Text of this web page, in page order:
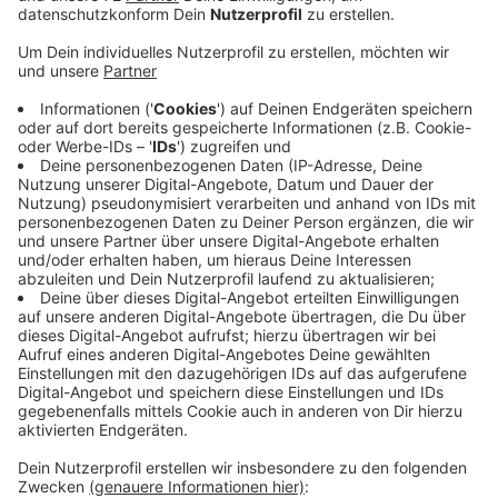
Anzeige
Gibt der Kreis grünes Licht, könnten die Anlagen 2026
in Betrieb gehen und rein rechnerisch etwa 9500
Haushalte mit Strom versorgen. Für Anwohner soll es
dann ein Nachbarschaftsgeld geben. Eine
Bürgerbeteiligung ist auch geplant. Die Stadt Dülmen
erhält eine jährliche Gemeindebeteiligung - und auch
eine Zusammenarbeit mit den Stadtwerken Dülmen ist
geplant. Das soll Akzeptanz für die Windräder
schaffen, sagen die Stadtwerke Münster. In der
Nachbarstadt sind Flächen für neue Windräder
ausgeschöpft. Die Stadtwerke Münster haben daher
gerade auch schon eine Anfrage für zwei Windräder in
der Bauerschaft Hangenau laufen. Hier entscheidet
der Kreis frühestens kommendes Frühjahr.
Anzeige